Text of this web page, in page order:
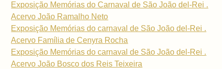
Exposição Memórias do Carnaval de São João del-Rei .
Acervo João Ramalho Neto
Exposição Memórias do carnaval de São João del-Rei .
Acervo Família de Cenyra Rocha
Exposição Memórias do carnaval de São João del-Rei .
Acervo João Bosco dos Reis Teixeira